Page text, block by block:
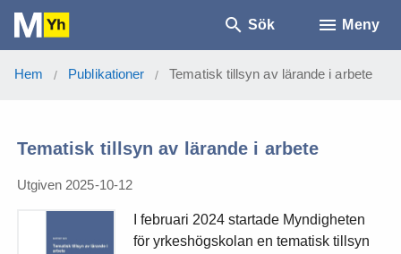
Sök Meny
Hem / Publikationer / Tematisk tillsyn av lärande i arbete
Tematisk tillsyn av lärande i arbete
Utgiven 2025-10-12
I februari 2024 startade Myndigheten
för yrkeshögskolan en tematisk tillsyn